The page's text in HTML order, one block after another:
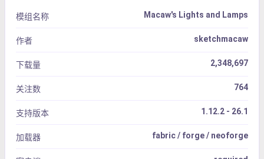
模组名称 Macaw's Lights and Lamps
作者 sketchmacaw
下载量 2,348,697
关注数 764
支持版本 1.12.2 - 26.1
加载器 fabric / forge / neoforge